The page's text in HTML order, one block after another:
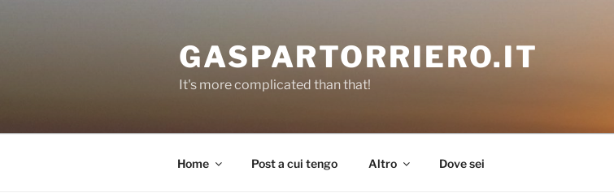
GASPARTORRIERO.IT
It's more complicated than that!
Home Post a cui tengo Altro Dove sei